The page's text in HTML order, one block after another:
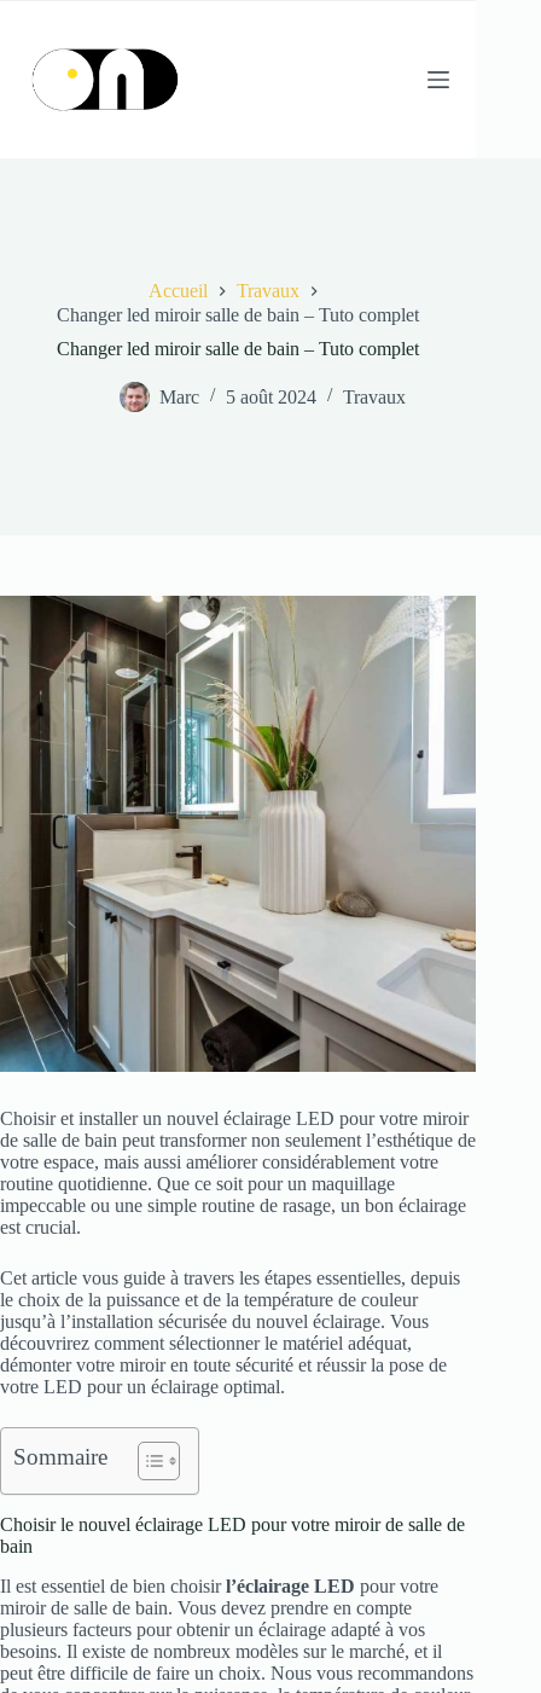
contenu
Accueil
Travaux
Changer led miroir salle de bain – Tuto complet
Changer led miroir salle de bain – Tuto complet
Marc 5 août 2024 Travaux
Choisir et installer un nouvel éclairage LED pour votre miroir
de salle de bain peut transformer non seulement l’esthétique de
votre espace, mais aussi améliorer considérablement votre
routine quotidienne. Que ce soit pour un maquillage
impeccable ou une simple routine de rasage, un bon éclairage
est crucial.
Cet article vous guide à travers les étapes essentielles, depuis
le choix de la puissance et de la température de couleur
jusqu’à l’installation sécurisée du nouvel éclairage. Vous
découvrirez comment sélectionner le matériel adéquat,
démonter votre miroir en toute sécurité et réussir la pose de
votre LED pour un éclairage optimal.
Sommaire
Choisir le nouvel éclairage LED pour votre miroir de salle de
bain
Il est essentiel de bien choisirl’éclairage LED pour votre
miroir de salle de bain. Vous devez prendre en compte
plusieurs facteurs pour obtenir un éclairage adapté à vos
besoins. Il existe de nombreux modèles sur le marché, et il
peut être difficile de faire un choix. Nous vous recommandons